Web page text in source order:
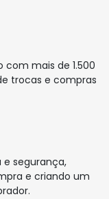
mais de 1.500
trocas e compras
segurança,
e criando um